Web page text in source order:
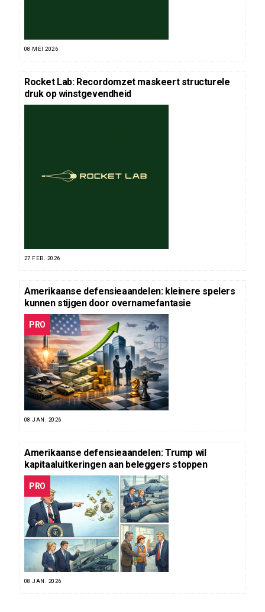
08 MEI 2026
Rocket Lab: Recordomzet maskeert structurele
druk op winstgevendheid
27 FEB. 2026
Amerikaanse defensieaandelen: kleinere spelers
kunnen stijgen door overnamefantasie
PRO
08 JAN. 2026
Amerikaanse defensieaandelen: Trump wil
kapitaaluitkeringen aan beleggers stoppen
PRO
08 JAN. 2026